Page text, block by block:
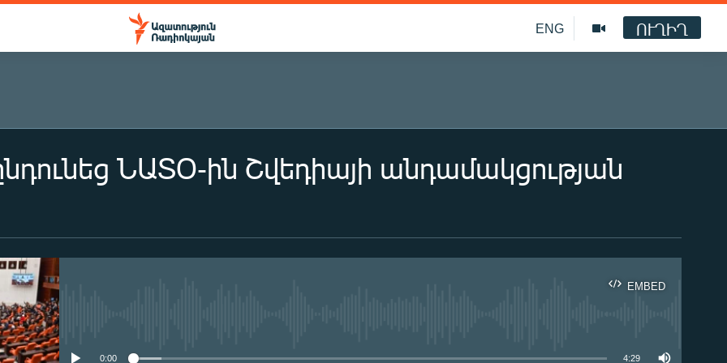
ENG ՈՒՂԻՂ
ՆԱՏՕ-ին Շվեդիայի անդամակցության
EMBED
0:00 4:29